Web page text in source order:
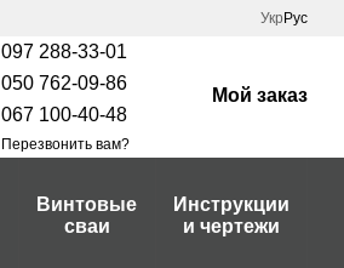
Укр Рус
097 288-33-01
050 762-09-86
067 100-40-48
Перезвонить вам?
Мой заказ
Винтовые
сваи
Инструкции
и чертежи